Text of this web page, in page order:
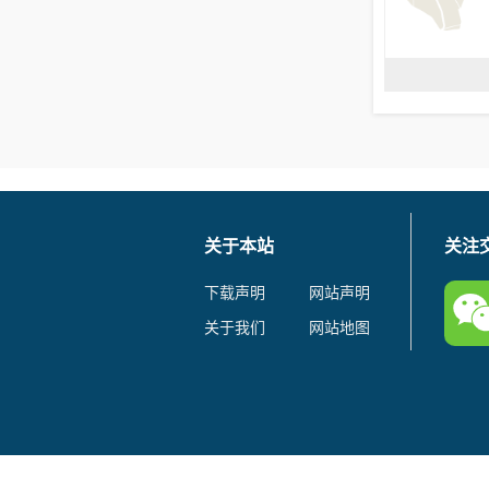
关于本站
下载声明
网站声明
关于我们
网站地图
关注